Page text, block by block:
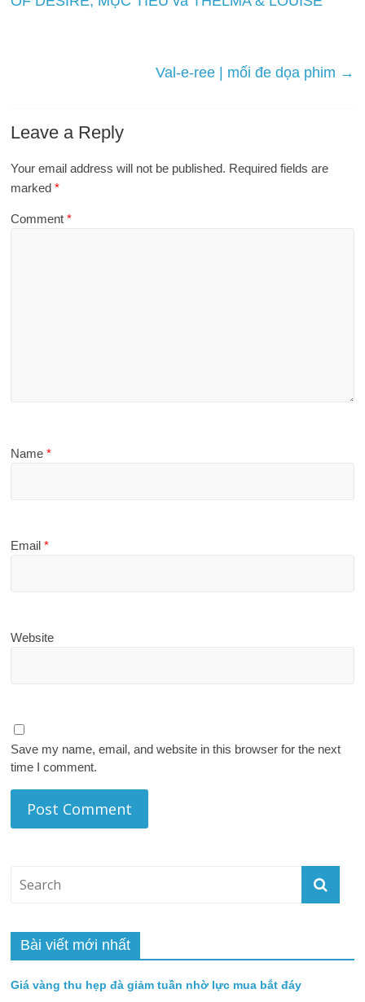
Val-e-ree | mối đe dọa phim →
Leave a Reply
Your email address will not be published. Required fields are
marked*
Comment*
Name*
Email*
Website
Save my name, email, and website in this browser for the next
time I comment.
Bài viết mới nhất
Giá vàng thu hẹp đà giảm tuần nhờ lực mua bắt đáy